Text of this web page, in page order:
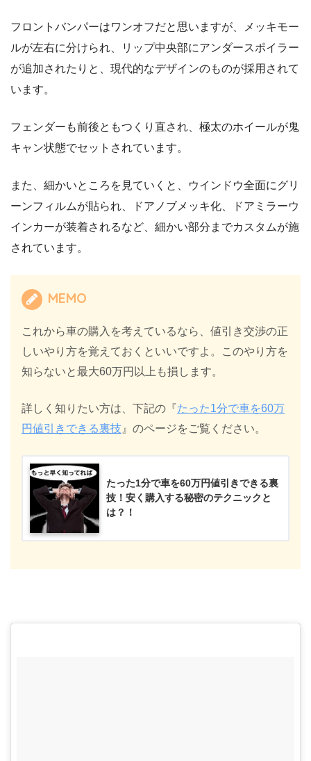
フロントバンパーはワンオフだと思いますが、メッキモー
ルが左右に分けられ、リップ中央部にアンダースポイラー
が追加されたりと、現代的なデザインのものが採用されて
います。
フェンダーも前後ともつくり直され、極太のホイールが鬼
キャン状態でセットされています。
また、細かいところを見ていくと、ウインドウ全面にグリ
ーンフィルムが貼られ、ドアノブメッキ化、ドアミラーウ
インカーが装着されるなど、細かい部分までカスタムが施
されています。
MEMO
これから車の購入を考えているなら、値引き交渉の正
しいやり方を覚えておくといいですよ。このやり方を
知らないと最大60万円以上も損します。
詳しく知りたい方は、下記の『たった1分で車を60万
円値引きできる裏技 』のページをご覧ください。
たった1分で車を60万円値引きできる裏
技！安く購入する秘密のテクニックと
は？！